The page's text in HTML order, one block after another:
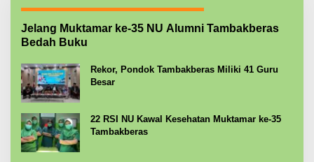
Jelang Muktamar ke-35 NU Alumni Tambakberas
Bedah Buku
Rekor, Pondok Tambakberas Miliki 41 Guru
Besar
22 RSI NU Kawal Kesehatan Muktamar ke-35
Tambakberas